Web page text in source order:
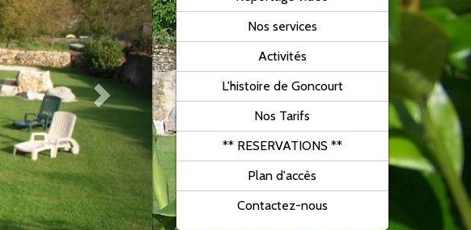
Nos services
Activités
L'histoire de Goncourt
Nos Tarifs
** RESERVATIONS **
Plan d'accès
Contactez-nous